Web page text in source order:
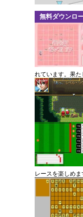
無料ダウンロ
れています。果
レースを楽しめま